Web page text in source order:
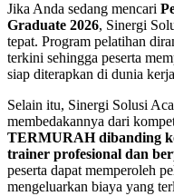
Jika Anda sedang mencari
Graduate 2026, Sinergi
tepat. Program pelatihan
terkini sehingga peserta
siap diterapkan di dunia
Selain itu, Sinergi Solusi
membedakannya dari
TERMURAH dibanding
trainer profesional dan
peserta dapat memperoleh
mengeluarkan biaya yang